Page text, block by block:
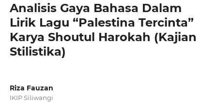
Analisis Gaya Bahasa Dalam
Lirik Lagu “Palestina Tercinta”
Karya Shoutul Harokah (Kajian
Stilistika)
Riza Fauzan
IKIP Siliwangi